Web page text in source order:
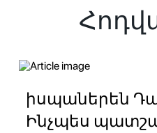
իսպաներեն
Ինչպես